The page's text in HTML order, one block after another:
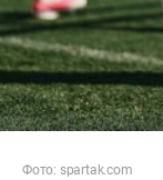
Фото: spartak.com